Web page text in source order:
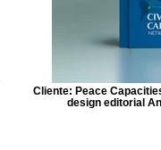
Cliente: Peace
design editorial